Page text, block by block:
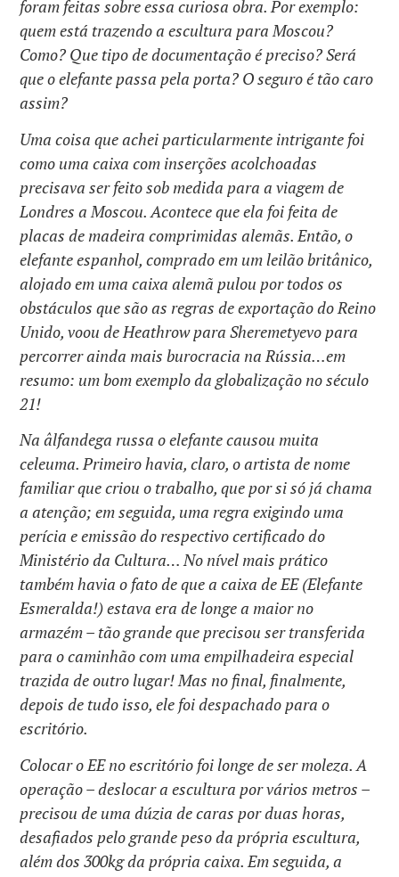
foram feitas sobre essa curiosa obra. Por exemplo:
quem está trazendo a escultura para Moscou?
Como? Que tipo de documentação é preciso? Será
que o elefante passa pela porta? O seguro é tão caro
assim?
Uma coisa que achei particularmente intrigante foi
como uma caixa com inserções acolchoadas
precisava ser feito sob medida para a viagem de
Londres a Moscou. Acontece que ela foi feita de
placas de madeira comprimidas alemãs. Então, o
elefante espanhol, comprado em um leilão britânico,
alojado em uma caixa alemã pulou por todos os
obstáculos que são as regras de exportação do Reino
Unido, voou de Heathrow para Sheremetyevo para
percorrer ainda mais burocracia na Rússia…em
resumo: um bom exemplo da globalização no século
21!
Na âlfandega russa o elefante causou muita
celeuma. Primeiro havia, claro, o artista de nome
familiar que criou o trabalho, que por si só já chama
a atenção; em seguida, uma regra exigindo uma
perícia e emissão do respectivo certificado do
Ministério da Cultura… No nível mais prático
também havia o fato de que a caixa de EE (Elefante
Esmeralda!) estava era de longe a maior no
armazém – tão grande que precisou ser transferida
para o caminhão com uma empilhadeira especial
trazida de outro lugar! Mas no final, finalmente,
depois de tudo isso, ele foi despachado para o
escritório.
Colocar o EE no escritório foi longe de ser moleza. A
operação – deslocar a escultura por vários metros –
precisou de uma dúzia de caras por duas horas,
desafiados pelo grande peso da própria escultura,
além dos 300kg da própria caixa. Em seguida, a